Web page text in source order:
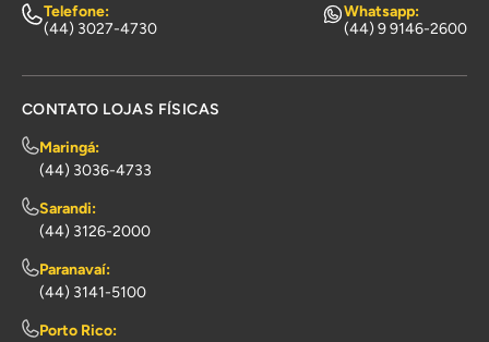
Telefone:
(44) 3027-4730
Whatsapp:
(44) 9 9146-2600
CONTATO LOJAS FÍSICAS
Maringá:
(44) 3036-4733
Sarandi:
(44) 3126-2000
Paranavaí:
(44) 3141-5100
Porto Rico: